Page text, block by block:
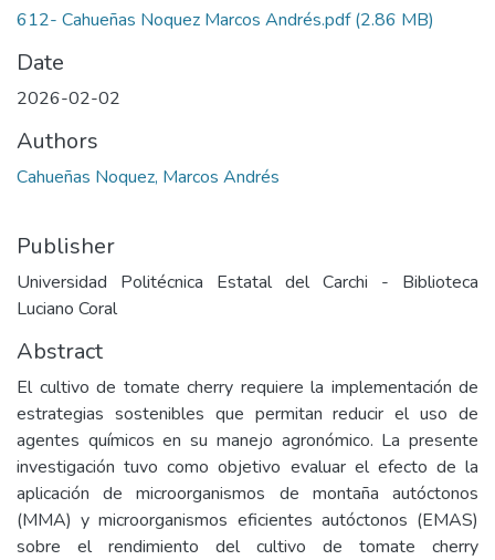
612- Cahueñas Noquez Marcos Andrés.pdf(2.86 MB)
Date
2026-02-02
Authors
Cahueñas Noquez, Marcos Andrés
Publisher
Universidad Politécnica Estatal del Carchi - Biblioteca
Luciano Coral
Abstract
El cultivo de tomate cherry requiere la implementación de
estrategias sostenibles que permitan reducir el uso de
agentes químicos en su manejo agronómico. La presente
investigación tuvo como objetivo evaluar el efecto de la
aplicación de microorganismos de montaña autóctonos
(MMA) y microorganismos eficientes autóctonos (EMAS)
sobre el rendimiento del cultivo de tomate cherry